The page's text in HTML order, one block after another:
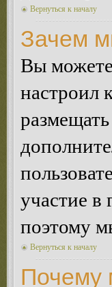
Вернуться к началу
Зачем
Вы можете
настроил
участие в
поэтому
Вернуться к началу
Почему